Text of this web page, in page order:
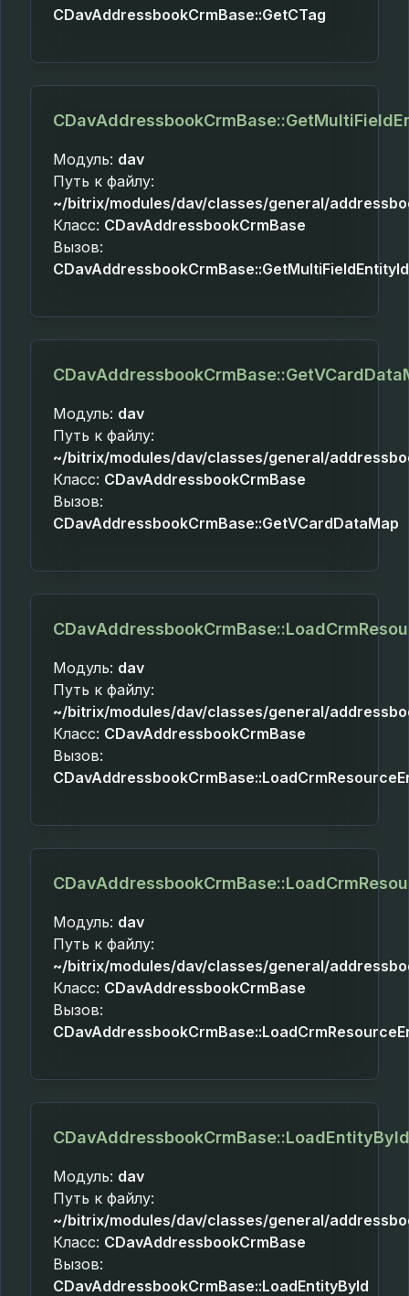
CDavAddressbookCrmBase::GetCTag
Модуль: dav
Путь к файлу:
~/bitrix/modules/dav/classes/general/
Класс: CDavAddressbookCrmBase
Вызов:
CDavAddressbookCrmBase::GetMultiFieldEntityId
Модуль: dav
Путь к файлу:
~/bitrix/modules/dav/classes/general/
Класс: CDavAddressbookCrmBase
Вызов:
CDavAddressbookCrmBase::GetVCardDataMap
Модуль: dav
Путь к файлу:
~/bitrix/modules/dav/classes/general/
Класс: CDavAddressbookCrmBase
Вызов:
Модуль: dav
Путь к файлу:
~/bitrix/modules/dav/classes/general/
Класс: CDavAddressbookCrmBase
Вызов:
CDavAddressbookCrmBase::LoadEntityById
Модуль: dav
Путь к файлу:
~/bitrix/modules/dav/classes/general/
Класс: CDavAddressbookCrmBase
Вызов:
CDavAddressbookCrmBase::LoadEntityById